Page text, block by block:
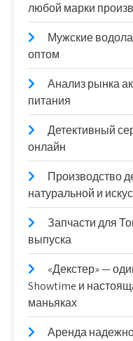
любой марки
Мужские
оптом
Анализ рынка
питания
Детективный
онлайн
Производство
натуральной и
Запчасти для
выпуска
«Декстер» —
Showtime и
маньяках
Аренда